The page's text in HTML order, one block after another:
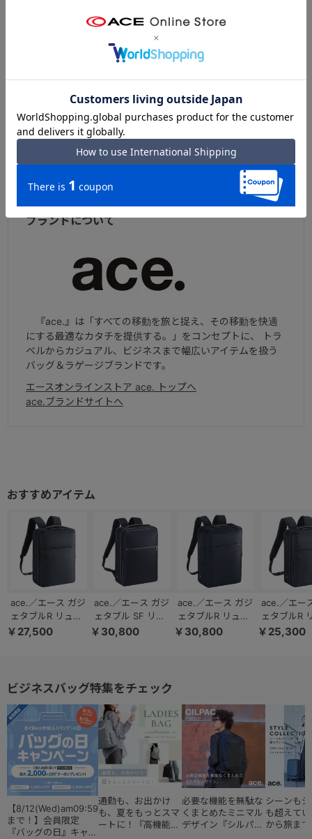
傷が付きにくいようパイル生地を用いたメガネや
サングラス等小物収納可能なポケット。
● オーガナイザーポケット
小物雑貨を収納できる内装ポケット。
ace. 『GADGETABLE R』
を取り入れてブラッシュアップ。
体の前に回した時も物の出し入れが容易で通勤ラッシュの
混雑でも快適に過ごせます。
ace. ガジェタブル R TOPへ
ブランドについて
『ace.』は「すべての移動を旅と捉え、その移動を快適
にする最適なカタチを提供する。」をコンセプトに、 トラ
ベルからカジュアル、ビジネスまで幅広いアイテムを扱う
バッグ＆ラゲージブランドです。
エースオンラインストア ace. トップへ
ace.ブランドサイトへ
ace.／エース ガジ
ェタブルR リュッ
ク 14L A4ファイ
￥27,500
ace.／エース ガジ
ェタブル SF リュ
ック 16L 68783
￥30,800
ace.／エース ガジ
ェタブルR リュッ
ク 19/23L エキス
￥30,800
ace.／エー
ェタブルR
ク 11L A4
￥25,300
ビジネスバッグ特集をチェック
【8/12(Wed)am09:59
まで！】会員限定
『バッグの日』キャン
通勤も、お出かけ
も、夏をもっとスマ
ートに！『高機能レ
必要な機能を無駄な
くまとめたミニマル
デザイン『シルパッ
シーンも
も超えて
から旅ま